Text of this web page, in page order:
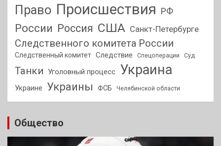
Право Происшествия РФ
России Россия США Санкт-Петербурге
Следственного комитета России
Следственный комитет Следствие Спецоперации Суд
Танки Уголовный процесс Украина
Украине Украины ФСБ Челябинской области
Общество